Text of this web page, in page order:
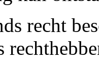
recht